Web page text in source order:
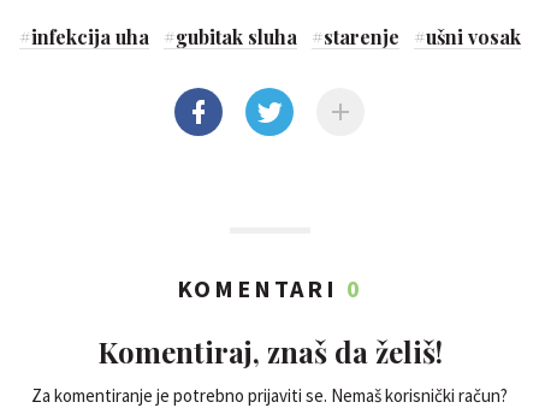
#infekcija uha #gubitak sluha #starenje #ušni vosak
KOMENTARI 0
Komentiraj, znaš da želiš!
Za komentiranje je potrebno prijaviti se. Nemaš korisnički račun?